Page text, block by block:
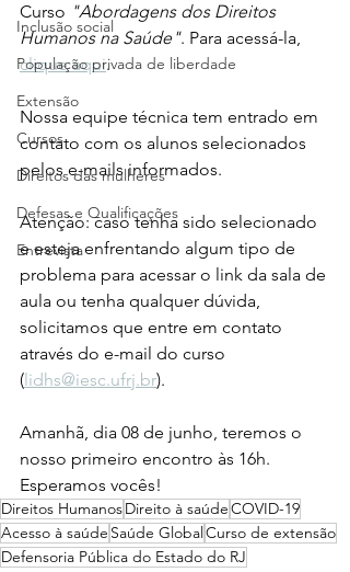
Inclusão social
População privada de liberdade
Extensão
Cursos
Direitos das mulheres
Defesas e Qualificações
Entrevista
Curso "Abordagens dos Direitos
Humanos na Saúde". Para acessá-la,
clique aqui.
Nossa equipe técnica tem entrado em
contato com os alunos selecionados
pelos e-mails informados.
Atenção: caso tenha sido selecionado
e esteja enfrentando algum tipo de
problema para acessar o link da sala de
aula ou tenha qualquer dúvida,
solicitamos que entre em contato
através do e-mail do curso
( lidhs@iesc.ufrj.br).
Amanhã, dia 08 de junho, teremos o
nosso primeiro encontro às 16h.
Esperamos vocês!
Direitos HumanosDireito à saúdeCOVID-19
Acesso à saúde Saúde GlobalCurso de extensão
Defensoria Pública do Estado do RJ